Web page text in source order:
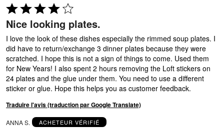
Coté
4 sur
5
Nice looking plates.
I love the look of these dishes especially the rimmed soup plates. I
did have to return/exchange 3 dinner plates because they were
scratched. I hope this is not a sign of things to come. Used them
for New Years! I also spent 2 hours removing the Loft stickers on
24 plates and the glue under them. You need to use a different
sticker or glue. Hope this helps you as customer feedback.
Traduire l'avis (traduction par Google Translate)
ANNA S. ACHETEUR VÉRIFIÉ